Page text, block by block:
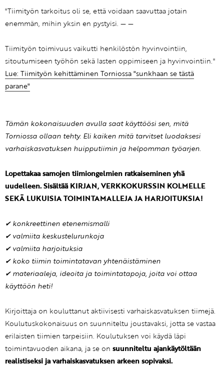
"Tiimityön tarkoitus oli se, että voidaan saavuttaa jotain
enemmän, mihin yksin en pystyisi. — —
Tiimityön toimivuus vaikutti henkilöstön hyvinvointiin,
sitoutumiseen työhön sekä lasten oppimiseen ja hyvinvointiin."
Lue: Tiimityön kehittäminen Torniossa "sunkhaan se tästä
parane"
Tämän kokonaisuuden avulla saat käyttöösi sen, mitä
Torniossa ollaan tehty. Eli kaiken mitä tarvitset luodaksesi
varhaiskasvatuksen huipputiimin ja helpomman työarjen.
Lopettakaa samojen tiimiongelmien ratkaiseminen yhä
uudelleen. Sisältää KIRJAN, VERKKOKURSSIN KOLMELLE
SEKÄ LUKUISIA TOIMINTAMALLEJA JA HARJOITUKSIA!
✔ konkreettinen etenemismalli
✔ valmiita keskustelurunkoja
✔ valmiita harjoituksia
✔ koko tiimin toimintatavan yhtenäistäminen
✔ materiaaleja, ideoita ja toimintatapoja, joita voi ottaa
käyttöön heti!
Kirjoittaja on kouluttanut aktiivisesti varhaiskasvatuksen tiimejä.
Koulutuskokonaisuus on suunniteltu joustavaksi, jotta se vastaa
erilaisten tiimien tarpeisiin. Koulutuksen voi käydä läpi
toimintavuoden aikana, ja se on suunniteltu ajankäytöltään
realistiseksi ja varhaiskasvatuksen arkeen sopivaksi.